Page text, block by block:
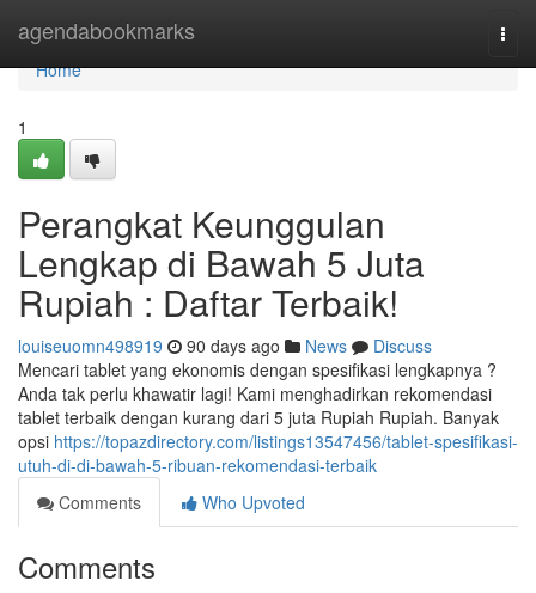
agendabookmarks
Home
Home
1
Perangkat Keunggulan
Lengkap di Bawah 5 Juta
Rupiah : Daftar Terbaik!
louiseuomn498919 90 days ago News
Discuss
Mencari tablet yang ekonomis dengan spesifikasi lengkapnya ?
Anda tak perlu khawatir lagi! Kami menghadirkan rekomendasi
tablet terbaik dengan kurang dari 5 juta Rupiah Rupiah. Banyak
opsi https://topazdirectory.com/listings13547456/tablet-spesifikasi-
utuh-di-di-bawah-5-ribuan-rekomendasi-terbaik
Comments
Who Upvoted
Comments